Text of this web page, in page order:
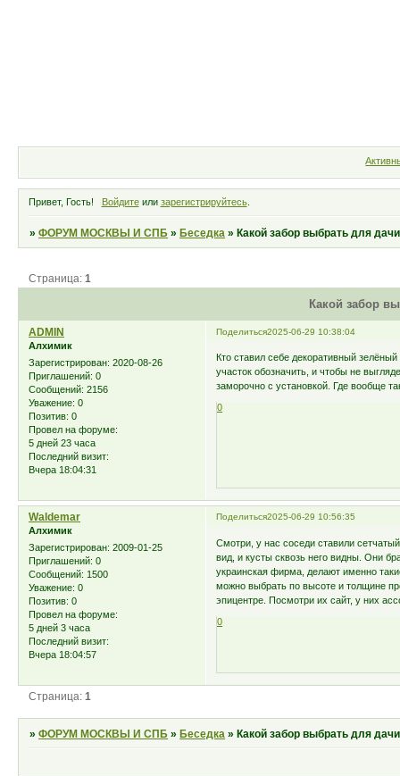
Привет, Гость! Войдитеили зарегистрируйтесь.
»ФОРУМ МОСКВЫ И СПБ »Беседка »Какой забор выбрать для
Какой забор
Страница:1
Поделиться2025-06-29 10:38:04
ADMIN
Алхимик
Зарегистрирован: 2020-08-26
Приглашений: 0
Сообщений: 2156
Уважение: 0
Позитив: 0
Провел на форуме:
5 дней 23 часа
Последний визит:
Вчера 18:04:31
Кто ставил себе декоративный
участок обозначить, и чтобы не
заморочно с установкой. Где вообще
0
Поделиться2025-06-29 10:56:35
Waldemar
Алхимик
Зарегистрирован: 2009-01-25
Приглашений: 0
Сообщений: 1500
Уважение: 0
Позитив: 0
Провел на форуме:
5 дней 3 часа
Последний визит:
Вчера 18:04:57
Смотри, у нас соседи ставили
вид, и кусты сквозь него видны. Они
украинская фирма, делают именно
можно выбрать по высоте и толщине
эпицентре. Посмотри их сайт, у них
0
Страница:1
»ФОРУМ МОСКВЫ И СПБ » Беседка » Какой забор выбрать для